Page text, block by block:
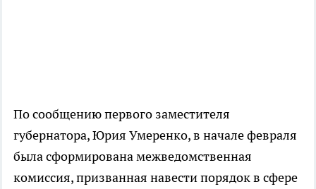
По сообщению первого заместителя
губернатора, Юрия Умеренко, в начале февраля
была сформирована межведомственная
комиссия, призванная навести порядок в сфере